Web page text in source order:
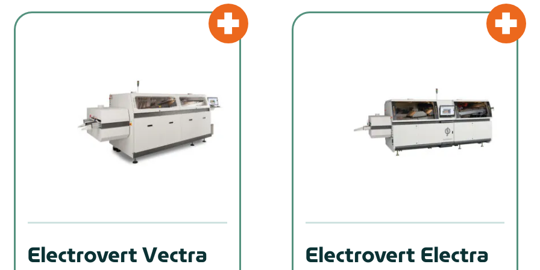
Electrovert Vectra Electrovert Electra